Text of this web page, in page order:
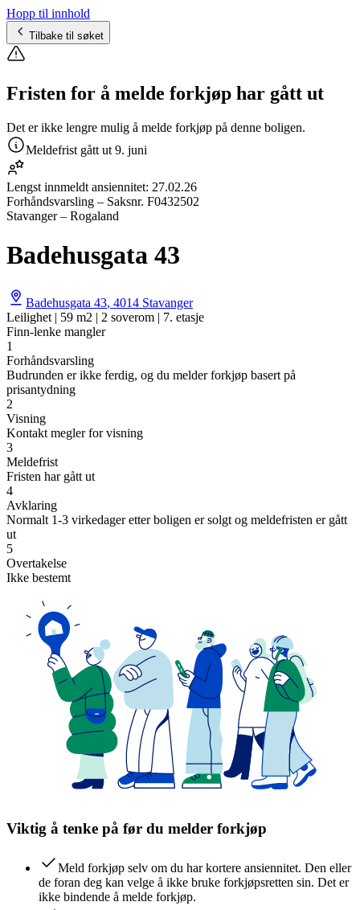
Hopp til innhold
Tilbake til søket
Fristen for å melde forkjøp har gått ut
Det er ikke lengre mulig å melde forkjøp på denne boligen.
Meldefrist gått ut 9. juni
Lengst innmeldt ansiennitet: 27.02.26
Forhåndsvarsling – Saksnr. F0432502
Stavanger – Rogaland
Badehusgata 43
Badehusgata 43, 4014 Stavanger
Leilighet | 59 m2 | 2 soverom | 7. etasje
Finn-lenke mangler
1
Forhåndsvarsling
Budrunden er ikke ferdig, og du melder forkjøp basert på
prisantydning
2
Visning
Kontakt megler for visning
3
Meldefrist
Fristen har gått ut
4
Avklaring
Normalt 1-3 virkedager etter boligen er solgt og meldefristen er gått
ut
5
Overtakelse
Ikke bestemt
Viktig å tenke på før du melder forkjøp
Meld forkjøp selv om du har kortere ansiennitet. Den eller
de foran deg kan velge å ikke bruke forkjøpsretten sin. Det er
ikke bindende å melde forkjøp.